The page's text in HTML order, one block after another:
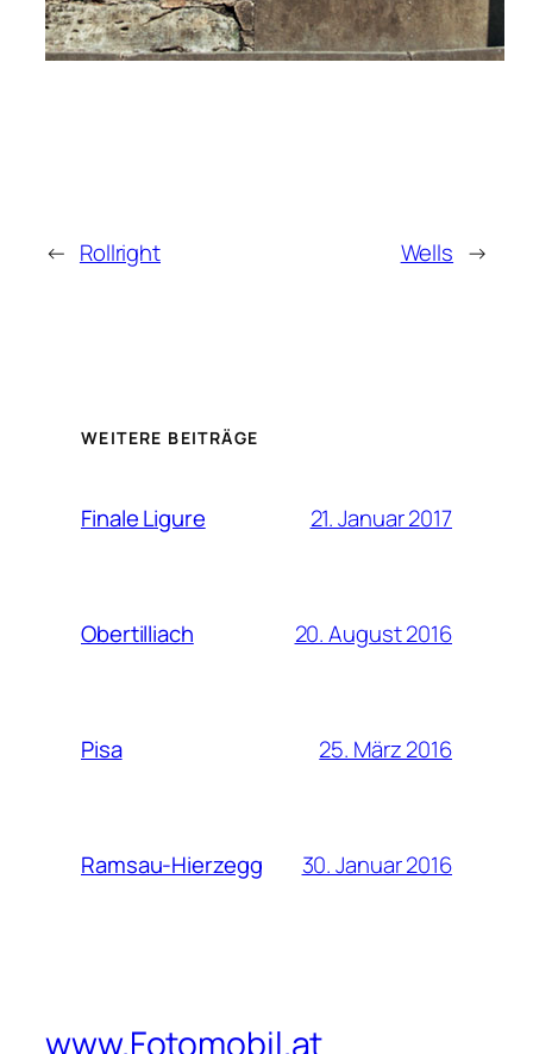
← Rollright Wells →
WEITERE BEITRÄGE
Finale Ligure 21. Januar 2017
Obertilliach 20. August 2016
Pisa 25. März 2016
Ramsau-Hierzegg 30. Januar 2016
www.Fotomobil.at